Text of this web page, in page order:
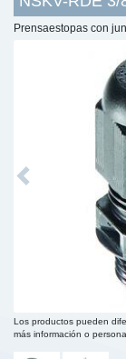
Prensaestopas con
Previous
Los productos pueden
más información o